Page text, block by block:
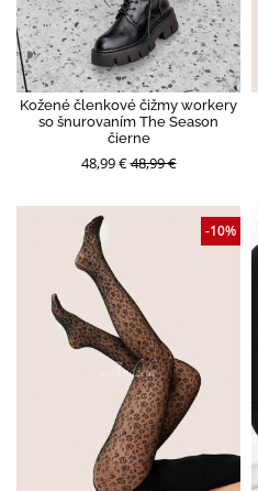
Kožené členkové čižmy workery
so šnurovaním The Season
čierne
48,99 €48,99 €
-10%